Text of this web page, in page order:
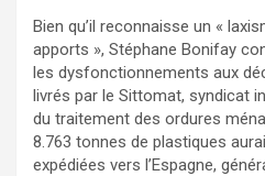
Bien qu’il reconnaisse un «
apports », Stéphane Bonifay
les dysfonctionnements aux
livrés par le Sittomat, syndicat
du traitement des ordures
8.763 tonnes de plastiques
expédiées vers l’Espagne,